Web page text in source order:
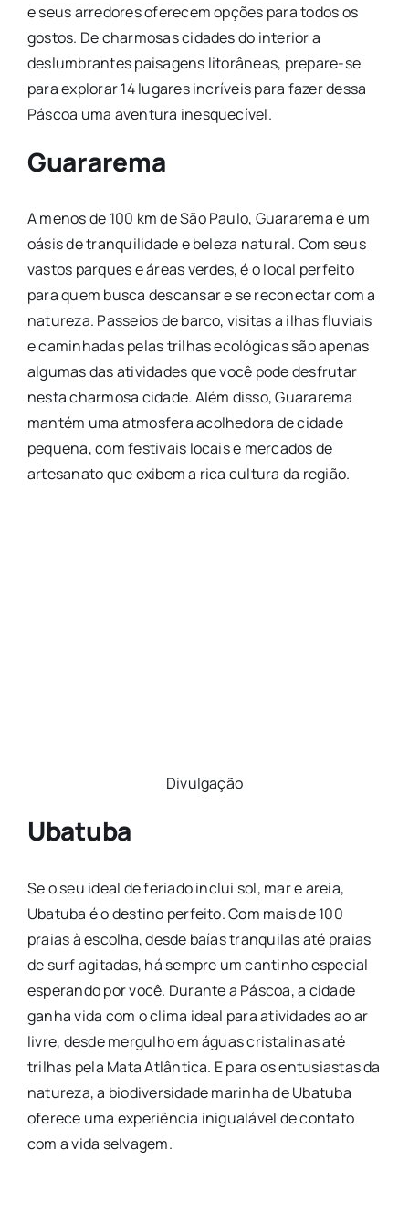
e seus arredores oferecem opções para todos os
gostos. De charmosas cidades do interior a
deslumbrantes paisagens litorâneas, prepare-se
para explorar 14 lugares incríveis para fazer dessa
Páscoa uma aventura inesquecível.
Guararema
A menos de 100 km de São Paulo, Guararema é um
oásis de tranquilidade e beleza natural. Com seus
vastos parques e áreas verdes, é o local perfeito
para quem busca descansar e se reconectar com a
natureza. Passeios de barco, visitas a ilhas fluviais
e caminhadas pelas trilhas ecológicas são apenas
algumas das atividades que você pode desfrutar
nesta charmosa cidade. Além disso, Guararema
mantém uma atmosfera acolhedora de cidade
pequena, com festivais locais e mercados de
artesanato que exibem a rica cultura da região.
Divulgação
Ubatuba
Se o seu ideal de feriado inclui sol, mar e areia,
Ubatuba é o destino perfeito. Com mais de 100
praias à escolha, desde baías tranquilas até praias
de surf agitadas, há sempre um cantinho especial
esperando por você. Durante a Páscoa, a cidade
ganha vida com o clima ideal para atividades ao ar
livre, desde mergulho em águas cristalinas até
trilhas pela Mata Atlântica. E para os entusiastas da
natureza, a biodiversidade marinha de Ubatuba
oferece uma experiência inigualável de contato
com a vida selvagem.